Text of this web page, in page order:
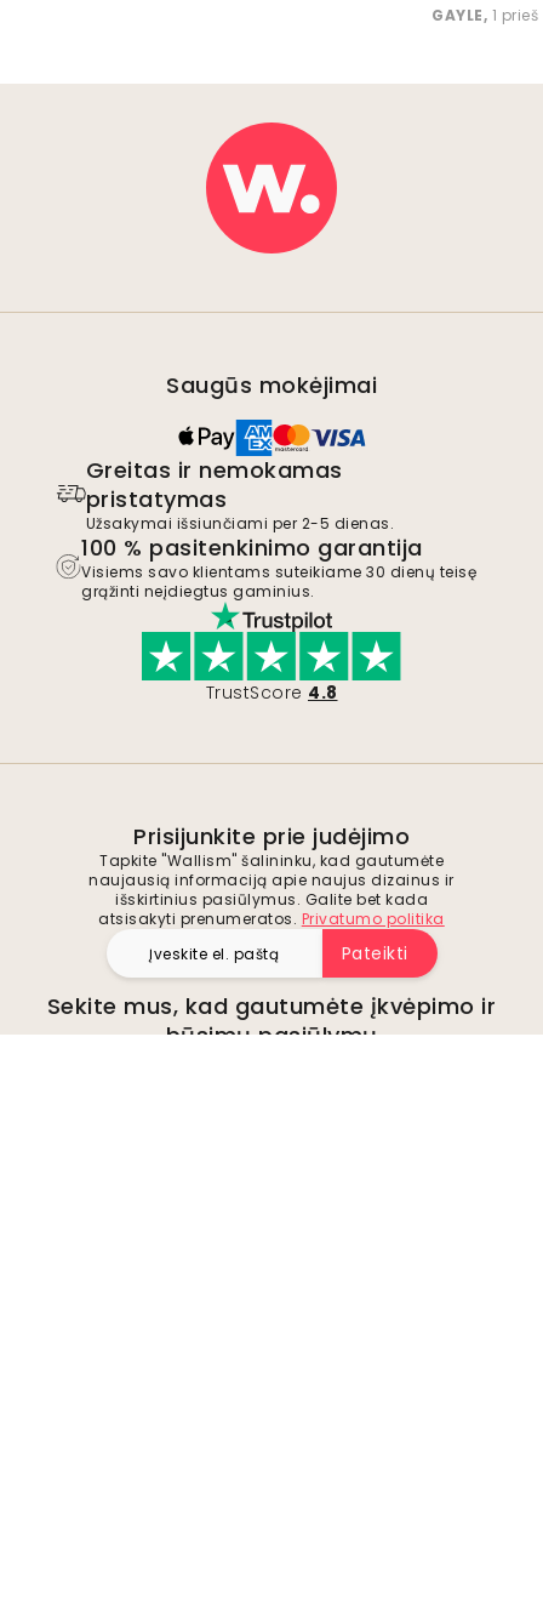
GAYLE, 1
Saugūs mokėjimai
Greitas ir nemokamas
pristatymas
Užsakymai išsiunčiami per 2-5 dienas.
100 % pasitenkinimo garantija
Visiems savo klientams suteikiame 30 dienų teisę
grąžinti neįdiegtus gaminius.
TrustScore 4.8
Prisijunkite prie judėjimo
Tapkite "Wallism" šalininku, kad gautumėte
naujausią informaciją apie naujus dizainus ir
išskirtinius pasiūlymus. Galite bet kada
atsisakyti prenumeratos. Privatumo politika
Pateikti
Sekite mus, kad gautumėte įkvėpimo ir
būsimų pasiūlymų